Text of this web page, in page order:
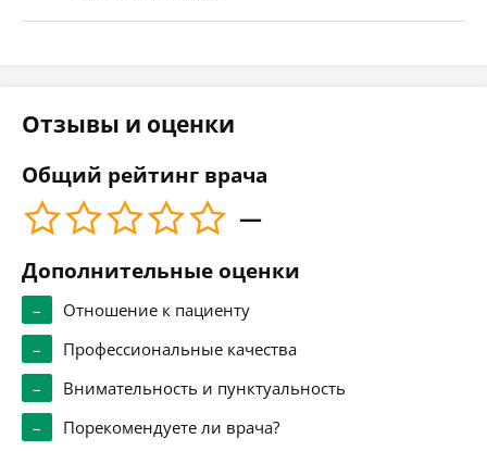
Отзывы и оценки
Общий рейтинг врача
—
Дополнительные оценки
–
Отношение к пациенту
–
Профессиональные качества
–
Внимательность и пунктуальность
–
Порекомендуете ли врача?